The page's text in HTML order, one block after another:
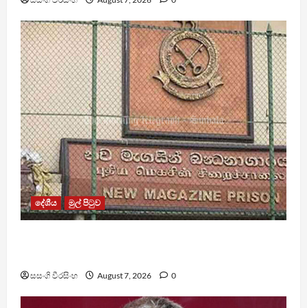
දේශීය මුල් පිටුව
සසංගි වීරසිංහ August 7, 2026 0